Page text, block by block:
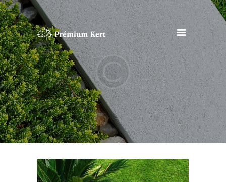
CÉGÜNKRŐL
TERMELŐINK
TERMÉKEINK
MÁRKÁNK
KAPCSOLAT